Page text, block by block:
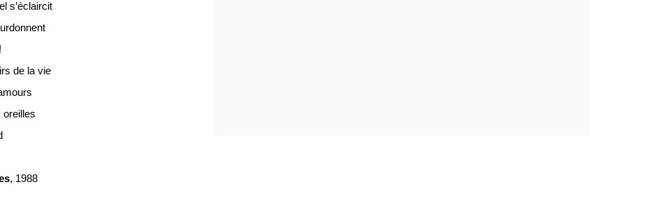
s’éclaircit
de la vie
oreilles
, 1988